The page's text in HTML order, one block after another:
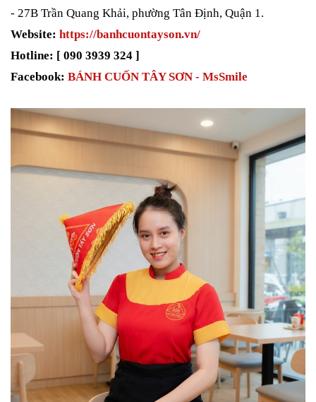
- 27B Trần Quang Khải, phường Tân Định, Quận 1.
Website: https://banhcuontayson.vn/
Hotline: [ 090 3939 324 ]
Facebook: BÁNH CUỐN TÂY SƠN - MsSmile